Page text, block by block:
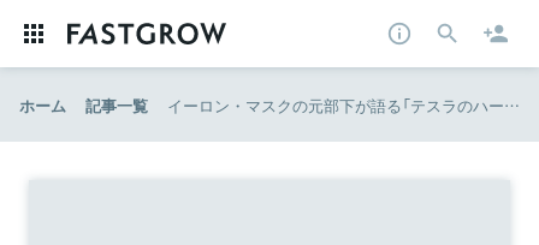
ホーム 記事一覧 イーロン・マスクの元部下が語る「テスラのハード・ワーキング」 | Forbes JAPAN（フォーブス ジャパン）